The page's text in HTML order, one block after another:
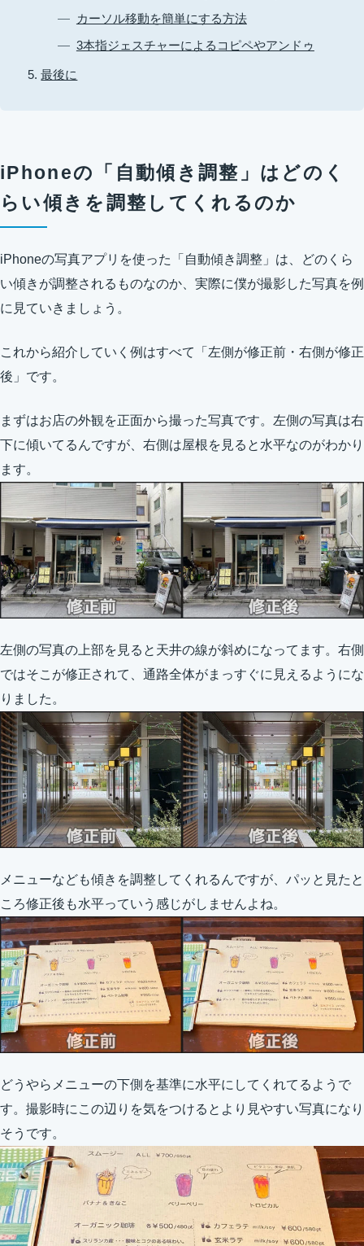
カーソル移動を簡単にする方法
3本指ジェスチャーによるコピペやアンドゥ
最後に
iPhoneの「自動傾き調整」はどのく
らい傾きを調整してくれるのか
iPhoneの写真アプリを使った「自動傾き調整」は、どのくら
い傾きが調整されるものなのか、実際に僕が撮影した写真を例
に見ていきましょう。
これから紹介していく例はすべて「左側が修正前・右側が修正
後」です。
まずはお店の外観を正面から撮った写真です。左側の写真は右
下に傾いてるんですが、右側は屋根を見ると水平なのがわかり
ます。
左側の写真の上部を見ると天井の線が斜めになってます。右側
ではそこが修正されて、通路全体がまっすぐに見えるようにな
りました。
メニューなども傾きを調整してくれるんですが、パッと見たと
ころ修正後も水平っていう感じがしませんよね。
どうやらメニューの下側を基準に水平にしてくれてるようで
す。撮影時にこの辺りを気をつけるとより見やすい写真になり
そうです。